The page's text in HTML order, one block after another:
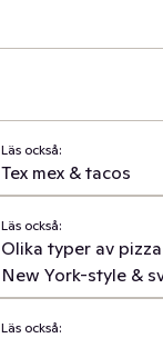
Läs också:
Tex mex & tacos
Läs också:
Olika typer av
New York-style &
Läs också: